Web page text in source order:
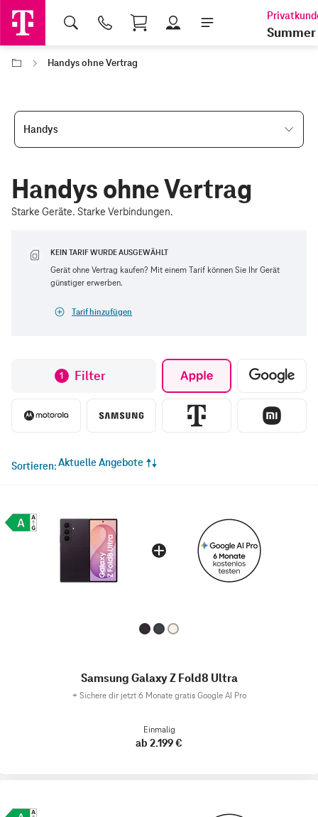
Shopping Cart
Summer
Handys ohne Vertrag
Handys
Handys ohne Vertrag
Starke Geräte. Starke Verbindungen.
KEIN TARIF WURDE AUSGEWÄHLT
Gerät ohne Vertrag kaufen? Mit einem Tarif können Sie Ihr Gerät
günstiger erwerben.
Tarif hinzufügen
1 Filter
Sortieren Aktuelle Angebote
Samsung Galaxy Z Fold8 Ultra
+ Sichere dir jetzt 6 Monate gratis Google AI Pro
Einmalig
ab 2.199 €